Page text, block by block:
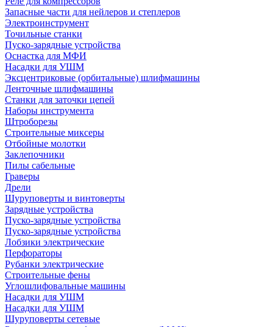
Запасные части для нейлеров и степлеров
Электроинструмент
Точильные станки
Пуско-зарядные устройства
Оснастка для МФИ
Насадки для УШМ
Эксцентриковые (орбитальные) шлифмашины
Ленточные шлифмашины
Станки для заточки цепей
Наборы инструмента
Штроборезы
Строительные миксеры
Отбойные молотки
Заклепочники
Пилы сабельные
Граверы
Дрели
Шуруповерты и винтоверты
Зарядные устройства
Пуско-зарядные устройства
Пуско-зарядные устройства
Лобзики электрические
Перфораторы
Рубанки электрические
Строительные фены
Углошлифовальные машины
Насадки для УШМ
Насадки для УШМ
Шуруповерты сетевые